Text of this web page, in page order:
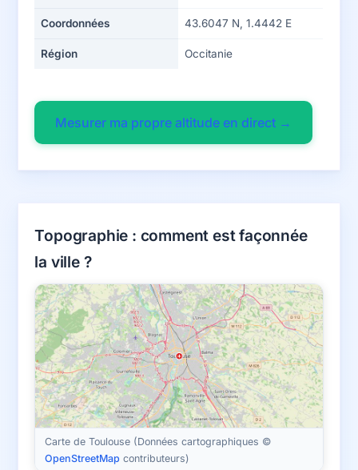
Coordonnées 43.6047 N, 1.4442 E
Région Occitanie
Mesurer ma propre altitude en direct →
Topographie : comment est façonnée
la ville ?
Carte de Toulouse (Données cartographiques ©
OpenStreetMap contributeurs)